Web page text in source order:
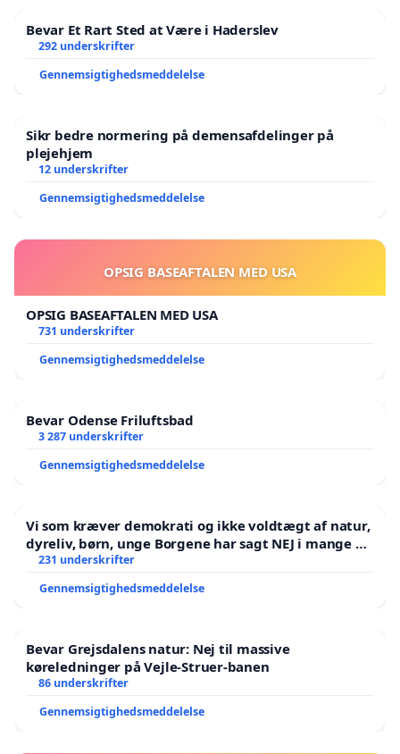
Free Palestine!
Med venlig hilsen
at demokratiske frihedsrettigheder er vigtige
Initiativtagere:
Christian Ulstrup
Underskriftindsamlingen løber frem til torsdag den
8. maj kl. 12, hvorefter brevet, underskrifter og
kommentarer sendes til PET, politiet og regeringen
Bevar Et Rart Sted at Være i Haderslev
292 underskrifter
Gennemsigtighedsmeddelelse
Sikr bedre normering på demensafdelinger på
plejehjem
12 underskrifter
Gennemsigtighedsmeddelelse
OPSIG BASEAFTALEN MED USA
OPSIG BASEAFTALEN MED USA
731 underskrifter
Gennemsigtighedsmeddelelse
Bevar Odense Friluftsbad
3 287 underskrifter
Gennemsigtighedsmeddelelse
Vi som kræver demokrati og ikke voldtægt af natur,
dyreliv, børn, unge Borgene har sagt NEJ i mange år.
Der er
231 underskrifter
Gennemsigtighedsmeddelelse
Bevar Grejsdalens natur: Nej til massive
køreledninger på Vejle-Struer-banen
86 underskrifter
Gennemsigtighedsmeddelelse